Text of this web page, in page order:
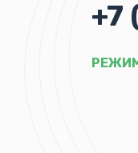
+7